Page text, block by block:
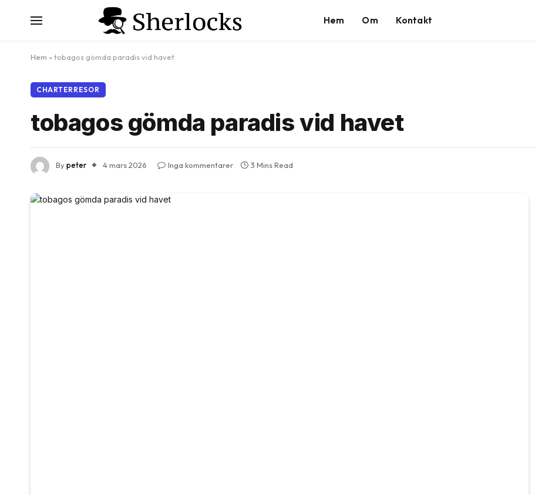
Hem Om Kontakt
Hem » tobagos gömda paradis vid havet
CHARTERRESOR
tobagos gömda paradis vid havet
Bypeter 4 mars 2026 Inga kommentarer 3 Mins Read